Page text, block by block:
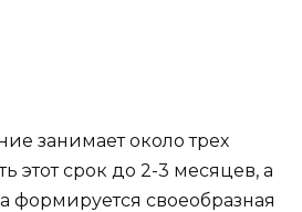
занимает около трех
этот срок до 2-3 месяцев, а
формируется своеобразная